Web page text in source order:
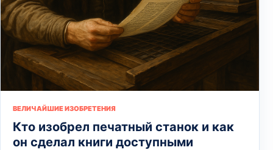
ВЕЛИЧАЙШИЕ ИЗОБРЕТЕНИЯ
Кто изобрел печатный станок и как
он сделал книги доступными